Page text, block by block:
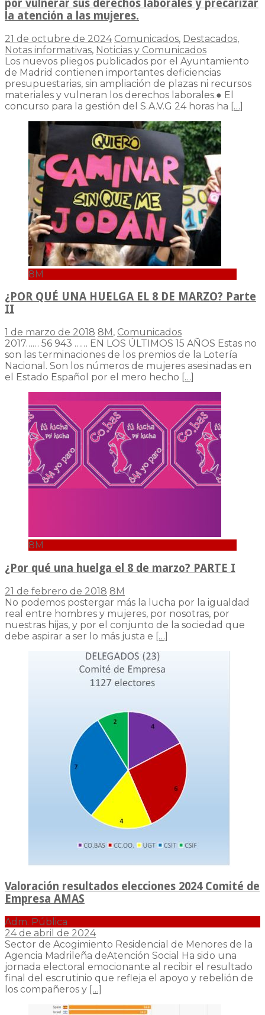
por vulnerar sus derechos laborales y precarizar
la atención a las mujeres.
21 de octubre de 2024 Comunicados, Destacados,
Notas informativas, Noticias y Comunicados
Los nuevos pliegos publicados por el Ayuntamiento
de Madrid contienen importantes deficiencias
presupuestarias, sin ampliación de plazas ni recursos
materiales y vulneran los derechos laborales.● El
concurso para la gestión del S.A.V.G 24 horas ha […]
8M
¿POR QUÉ UNA HUELGA EL 8 DE MARZO? Parte
II
1 de marzo de 2018 8M, Comunicados
2017…… 56 943 …… EN LOS ÚLTIMOS 15 AÑOS Estas no
son las terminaciones de los premios de la Lotería
Nacional. Son los números de mujeres asesinadas en
el Estado Español por el mero hecho […]
8M
¿Por qué una huelga el 8 de marzo? PARTE I
21 de febrero de 2018 8M
No podemos postergar más la lucha por la igualdad
real entre hombres y mujeres, por nosotras, por
nuestras hijas, y por el conjunto de la sociedad que
debe aspirar a ser lo más justa e […]
Valoración resultados elecciones 2024 Comité de
Empresa AMAS
Adm. Pública
24 de abril de 2024
Sector de Acogimiento Residencial de Menores de la
Agencia Madrileña deAtención Social Ha sido una
jornada electoral emocionante al recibir el resultado
final del escrutinio que refleja el apoyo y rebelión de
los compañeros y […]